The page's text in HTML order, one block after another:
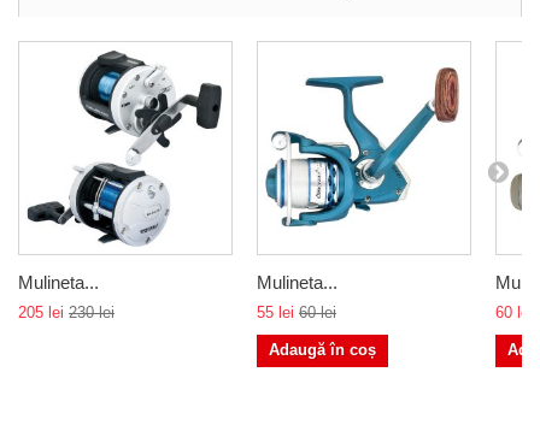
Mulineta...
205 lei 230 lei
Mulineta...
55 lei 60 lei
Adaugă în coș
60 lei